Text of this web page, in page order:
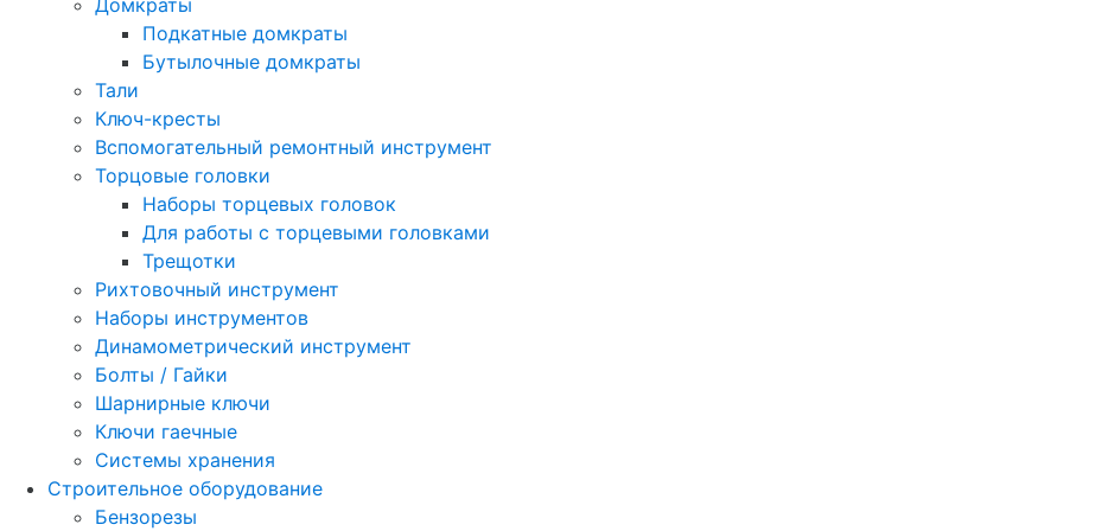
Домкраты
Подкатные домкраты
Бутылочные домкраты
Тали
Ключ-кресты
Вспомогательный ремонтный инструмент
Торцовые головки
Наборы торцевых головок
Для работы с торцевыми головками
Трещотки
Рихтовочный инструмент
Наборы инструментов
Динамометрический инструмент
Болты / Гайки
Шарнирные ключи
Ключи гаечные
Системы хранения
Строительное оборудование
Бензорезы